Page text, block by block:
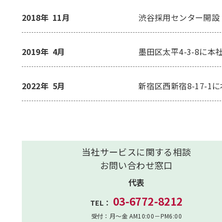
2018年 11月 渋谷採用センター開設
2019年 4月 墨田区太平4-3-8に本
2022年 5月 新宿区西新宿8-17-1
当社サービスに関する相談
お問い合わせ窓口
代表
TEL： 03-6772-8212
受付：月～金 AM10:00－PM6:00